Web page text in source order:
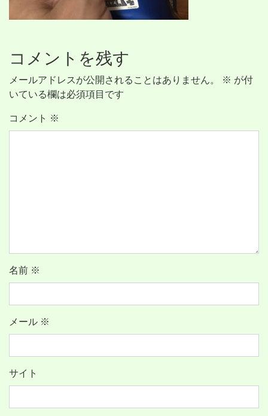
コメントを残す
メールアドレスが公開されることはありません。 ※ が付
いている欄は必須項目です
コメント ※
名前 ※
メール ※
サイト